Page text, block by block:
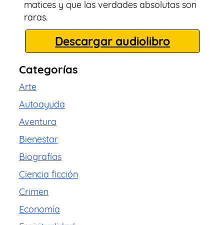
matices y que las verdades absolutas son
raras.
Descargar audiolibro
Categorías
Arte
Autoayuda
Aventura
Bienestar
Biografías
Ciencia ficción
Crimen
Economía